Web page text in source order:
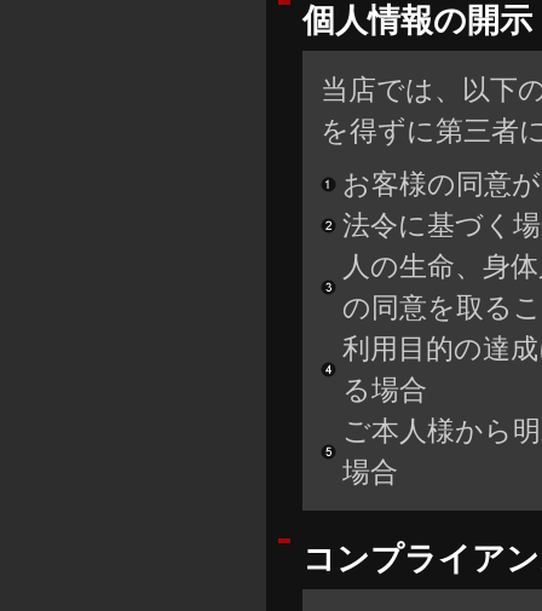
個人情報の開示
当店では、以下
を得ずに第三者
お客様の同意
法令に基づく
人の生命、身
の同意を取る
利用目的の達
る場合
ご本人様から
場合
コンプライア